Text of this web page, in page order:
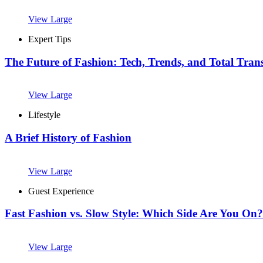
View Large
Expert Tips
The Future of Fashion: Tech, Trends, and Total
View Large
Lifestyle
A Brief History of Fashion
View Large
Guest Experience
Fast Fashion vs. Slow Style: Which Side Are You On?
View Large